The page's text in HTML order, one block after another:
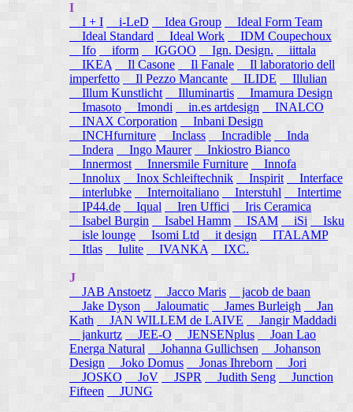
I
I + I
i-LeD Idea Group
Ideal Form Team
Ideal Standard
Ideal Work
IDM Coupechoux
Ifo
iform IGGOO Ign. Design.
iittala
IKEA
Il Casone Il Fanale
Il laboratorio dell
imperfetto
Il Pezzo Mancante ILIDE
Illulian
Illum Kunstlicht
Illuminartis
Imamura Design
Imasoto
Imondi in.es artdesign
INALCO
INAX Corporation
Inbani Design
INCHfurniture
Inclass Incradible
Inda
Indera
Ingo Maurer
Inkiostro Bianco
Innermost
Innersmile Furniture
Innofa
Innolux
Inox Schleiftechnik Inspirit
Interface
interlubke
Internoitaliano Interstuhl
Intertime
IP44.de
Iqual Iren Uffici
Iris Ceramica
Isabel Burgin
Isabel Hamm ISAM iSi Isku
isle lounge
Isomi Ltd it design
ITALAMP
Itlas
Iulite IVANKA IXC.
J
JAB Anstoetz
Jacco Maris
jacob de baan
Jake Dyson
Jaloumatic James Burleigh
Jan
Kath
JAN WILLEM de LAIVE
Jangir Maddadi
jankurtz JEE-O JENSENplus
Joan Lao
Energa Natural
Johanna Gullichsen
Johanson
Design
Joko Domus Jonas Ihreborn
Jori
JOSKO
JoV JSPR Judith Seng
Junction
Fifteen
JUNG